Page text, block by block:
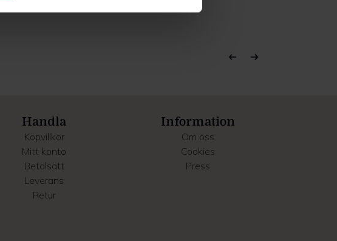
tillhandahålla funktioner för
och annan information från din enhet
Handla
Köpvillkor
Mitt konto
Betalsätt
Leverans
Retur
Information
Om oss
Cookies
Press